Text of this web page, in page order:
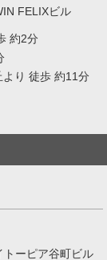
FELIXビル
約2分
り 徒歩 約11分
ーピア谷町ビル